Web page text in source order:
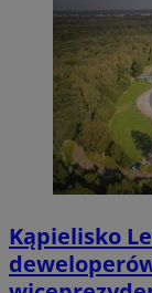
Kąpielisko